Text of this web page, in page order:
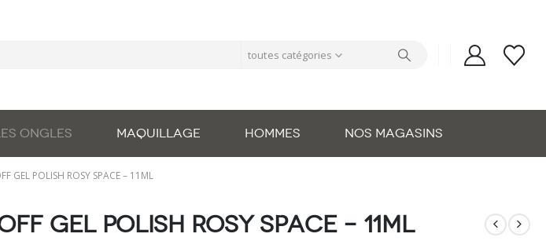
toutes catégories
ONGLES MAQUILLAGE HOMMES NOS MAGASINS
GEL POLISH ROSY SPACE – 11ML
gel polish rosy space – 11ml